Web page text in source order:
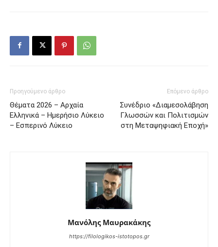
Προηγούμενο άρθρο
Θέματα 2026 – Αρχαία
Ελληνικά – Ημερήσιο Λύκειο
– Εσπερινό Λύκειο
Επόμενο άρθρο
Συνέδριο «Διαμεσολάβηση
Γλωσσών και Πολιτισμών
στη Μεταψηφιακή Εποχή»
Μανόλης Μαυρακάκης
https://filologikos-istotopos.gr